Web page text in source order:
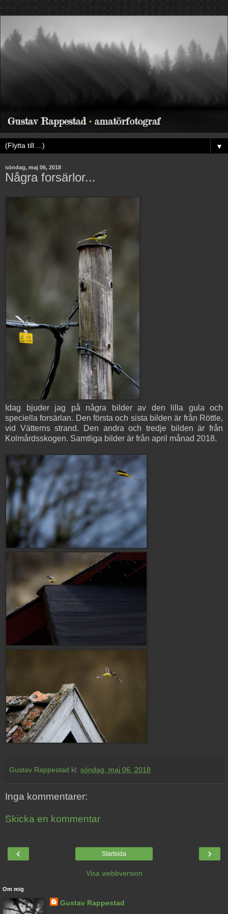
▼
söndag, maj 06, 2018
Några forsärlor...
Idag bjuder jag på några bilder av den lilla gula och
speciella forsärlan. Den första och sista bilden är från Röttle,
vid Vätterns strand. Den andra och tredje bilden är från
Kolmårdsskogen. Samtliga bilder är från april månad 2018.
Gustav Rappestad kl. söndag, maj 06, 2018
Inga kommentarer:
Skicka en kommentar
‹ ›
Startsida
Visa webbversion
Om mig
Gustav Rappestad